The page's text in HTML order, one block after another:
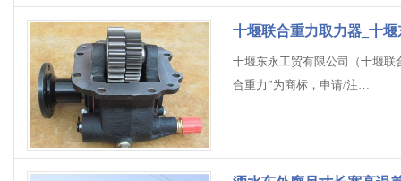
十堰联合重力取力器_十
十堰东永工贸有限公司（十堰联
合重力”为商标，申请/注…